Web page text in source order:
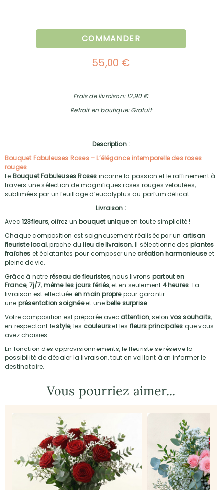
COMMANDER
55,00 €
Frais de livraison: 12,90 €
Retrait en boutique: Gratuit
Description :
Bouquet Fabuleuses Roses – L’élégance intemporelle des roses
rouges
Le Bouquet Fabuleuses Roses incarne la passion et le raffinement à
travers une sélection de magnifiques roses rouges veloutées,
sublimées par un feuillage d’eucalyptus au parfum délicat.
Livraison :
Avec 123fleurs, offrez unbouquet uniqueen toute simplicité !
Chaque composition est soigneusement réalisée par un artisan
fleuriste local, proche dulieu de livraison. Il sélectionne desplantes
fraîches et éclatantes pour composer une création harmonieuseet
pleine de vie.
Grâce à notre réseau de fleuristes, nous livrons partout en
France, 7j/7, même les jours fériés, et en seulement 4 heures. La
livraison est effectuée en main proprepour garantir
une présentation soignéeet unebelle surprise.
Votre composition est préparée avec attention, selon vos souhaits,
en respectant lestyle, les couleurset les fleurs principales que vous
avez choisies.
En fonction des approvisionnements, le fleuriste se réserve la
possibilité de décaler la livraison, tout en veillant à en informer le
destinataire.
Vous pourriez aimer...